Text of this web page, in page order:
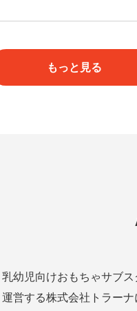
もっと見る
乳幼児向けおもちゃサブ
運営する株式会社トラーナ